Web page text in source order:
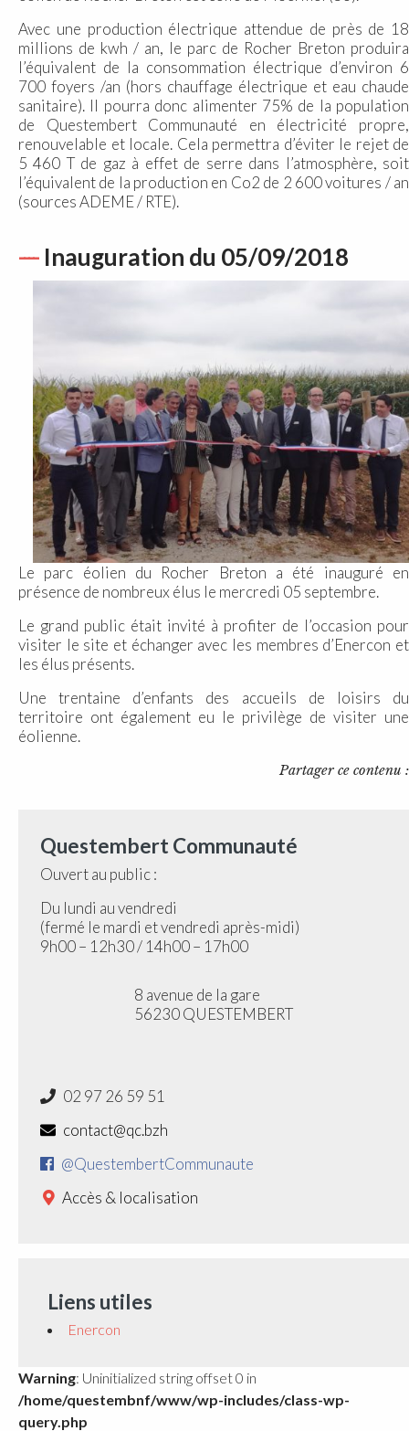
Avec une production électrique attendue de près de 18
millions de kwh / an, le parc de Rocher Breton produira
l’équivalent de la consommation électrique d’environ 6
700 foyers /an (hors chauffage électrique et eau chaude
sanitaire). Il pourra donc alimenter 75% de la population
de Questembert Communauté en électricité propre,
renouvelable et locale. Cela permettra d’éviter le rejet de
5 460 T de gaz à effet de serre dans l’atmosphère, soit
l’équivalent de la production en Co2 de 2 600 voitures / an
(sources ADEME / RTE).
Inauguration du 05/09/2018
Le parc éolien du Rocher Breton a été inauguré en
présence de nombreux élus le mercredi 05 septembre.
Le grand public était invité à profiter de l’occasion pour
visiter le site et échanger avec les membres d’Enercon et
les élus présents.
Une trentaine d’enfants des accueils de loisirs du
territoire ont également eu le privilège de visiter une
éolienne.
Partager ce contenu :
Questembert Communauté
Ouvert au public :
Du lundi au vendredi
(fermé le mardi et vendredi après-midi)
9h00 – 12h30 / 14h00 – 17h00
8 avenue de la gare
56230 QUESTEMBERT
02 97 26 59 51
contact@qc.bzh
@QuestembertCommunaute
Accès & localisation
Liens utiles
Enercon
Warning: Uninitialized string offset 0 in
/home/questembnf/www/wp-includes/class-wp-
query.php